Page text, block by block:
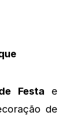
Festa e
de